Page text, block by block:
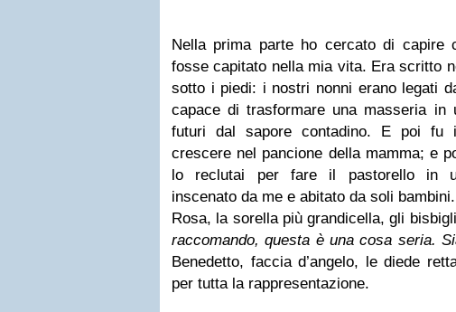
Nella prima parte ho cercato di capire
fosse capitato nella mia vita. Era scritto
sotto i piedi: i nostri nonni erano legati
capace di trasformare una masseria in
futuri dal sapore contadino. E poi fu
crescere nel pancione della mamma; e
lo reclutai per fare il pastorello in
inscenato da me e abitato da soli bambini.
Rosa, la sorella più grandicella, gli
raccomando, questa è una cosa seria.
Benedetto, faccia d’angelo, le diede
per tutta la rappresentazione.